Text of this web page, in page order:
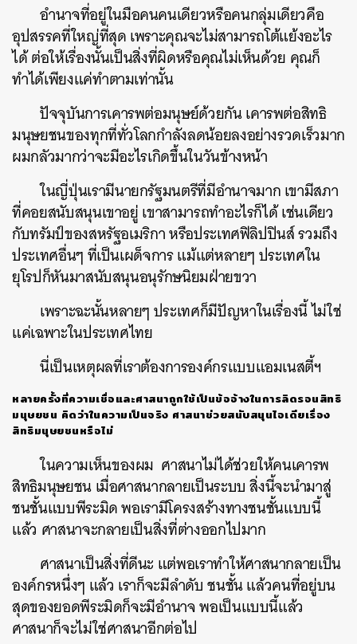
อำนาจที่อยู่ในมือคนคนเดียวหรือคนกลุ่มเดียวคือ
อุปสรรคที่ใหญ่ที่สุด เพราะคุณจะไม่สามารถโต้แย้งอะไร
ได้ ต่อให้เรื่องนั้นเป็นสิ่งที่ผิดหรือคุณไม่เห็นด้วย คุณก็
ทำได้เพียงแค่ทำตามเท่านั้น
ปัจจุบันการเคารพต่อมนุษย์ด้วยกัน เคารพต่อสิทธิ
มนุษยชนของทุกที่ทั่วโลกกำลังลดน้อยลงอย่างรวดเร็วมาก
ผมกลัวมากว่าจะมีอะไรเกิดขึ้นในวันข้างหน้า
ในญี่ปุ่นเรามีนายกรัฐมนตรีที่มีอำนาจมาก เขามีสภา
ที่คอยสนับสนุนเขาอยู่ เขาสามารถทำอะไรก็ได้ เช่นเดียว
กับทรัมป์ของสหรัฐอเมริกา หรือประเทศฟิลิปปินส์ รวมถึง
ประเทศอื่นๆ ที่เป็นเผด็จการ แม้แต่หลายๆ ประเทศใน
ยุโรปก็หันมาสนับสนุนอนุรักษนิยมฝ่ายขวา
เพราะฉะนั้นหลายๆ ประเทศก็มีปัญหาในเรื่องนี้ ไม่ใช่
แค่เฉพาะในประเทศไทย
นี่เป็นเหตุผลที่เราต้องการองค์กรแบบแอมเนสตี้ฯ
หลายครั้งที่ความเชื่อและศาสนาถูกใช้เป็นข้ออ้างในการลิดรอนสิทธิ
มนุษยชน คิดว่าในความเป็นจริง ศาสนาช่วยสนับสนุนไอเดียเรื่อง
สิทธิมนุษยชนหรือไม่
ในความเห็นของผม ศาสนาไม่ได้ช่วยให้คนเคารพ
สิทธิมนุษยชน เมื่อศาสนากลายเป็นระบบ สิ่งนี้จะนำมาสู่
ชนชั้นแบบพีระมิด พอเรามีโครงสร้างทางชนชั้นแบบนี้
แล้ว ศาสนาจะกลายเป็นสิ่งที่ต่างออกไปมาก
ศาสนาเป็นสิ่งที่ดีนะ แต่พอเราทำให้ศาสนากลายเป็น
องค์กรหนึ่งๆ แล้ว เราก็จะมีลำดับ ชนชั้น แล้วคนที่อยู่บน
สุดของยอดพีระมิดก็จะมีอำนาจ พอเป็นแบบนี้แล้ว
ศาสนาก็จะไม่ใช่ศาสนาอีกต่อไป